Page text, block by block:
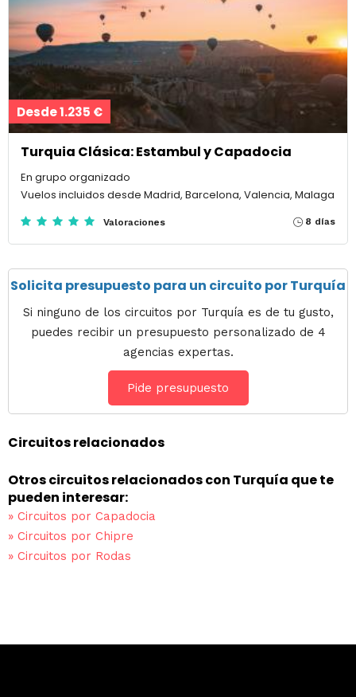
Desde 1.235 €
Turquia Clásica: Estambul y Capadocia
En grupo organizado
Vuelos incluidos desde Madrid, Barcelona, Valencia, Malaga
Valoraciones 8 días
Solicita presupuesto para un circuito por Turquía
Si ninguno de los circuitos por Turquía es de tu gusto,
puedes recibir un presupuesto personalizado de 4
agencias expertas.
Pide presupuesto
Circuitos relacionados
Otros circuitos relacionados con Turquía que te
pueden interesar:
» Circuitos por Capadocia
» Circuitos por Chipre
» Circuitos por Rodas